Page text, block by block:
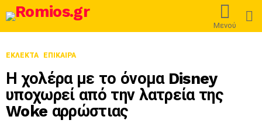
Μενού
ΕΚΛΕΚΤΆ ΕΠΊΚΑΙΡΑ
Η χολέρα με το όνομα Disney
υποχωρεί από την λατρεία της
Woke αρρώστιας